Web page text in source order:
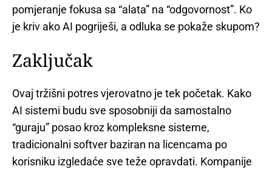
pomjeranje fokusa sa “alata” na “odgovornost”. Ko
je kriv ako AI pogriješi, a odluka se pokaže skupom?
Zaključak
Ovaj tržišni potres vjerovatno je tek početak. Kako
AI sistemi budu sve sposobniji da samostalno
“guraju” posao kroz kompleksne sisteme,
tradicionalni softver baziran na licencama po
korisniku izgledaće sve teže opravdati. Kompanije